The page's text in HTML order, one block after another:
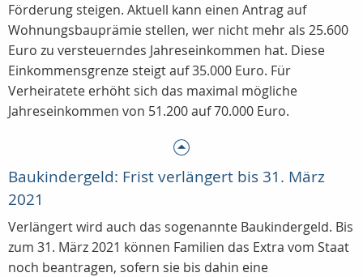
Förderung steigen. Aktuell kann einen Antrag auf
Wohnungsbauprämie stellen, wer nicht mehr als 25.600
Euro zu versteuerndes Jahreseinkommen hat. Diese
Einkommensgrenze steigt auf 35.000 Euro. Für
Verheiratete erhöht sich das maximal mögliche
Jahreseinkommen von 51.200 auf 70.000 Euro.
Baukindergeld: Frist verlängert bis 31. März
2021
Verlängert wird auch das sogenannte Baukindergeld. Bis
zum 31. März 2021 können Familien das Extra vom Staat
noch beantragen, sofern sie bis dahin eine